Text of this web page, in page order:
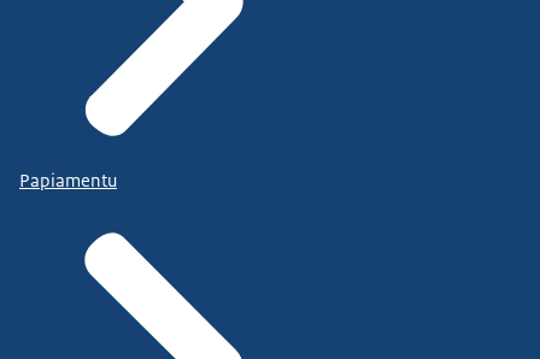
Papiamentu